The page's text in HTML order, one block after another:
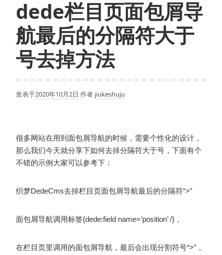
dede栏目页面包屑导
航最后的分隔符大于
号去掉方法
发表于2020年10月2日 作者 jiukeshuju
很多网站在用到面包屑导航的时候，需要个性化的设计，
那么我们今天就分享下如何去掉分隔符大于号，下面有个
不错的示例大家可以参考下：
织梦DedeCms去掉栏目页面包屑导航最后的分隔符“>”
面包屑导航调用标签{dede:field name=’position’ /}，
在栏目页里调用的面包屑导航，最后会出现分割符号“>”，